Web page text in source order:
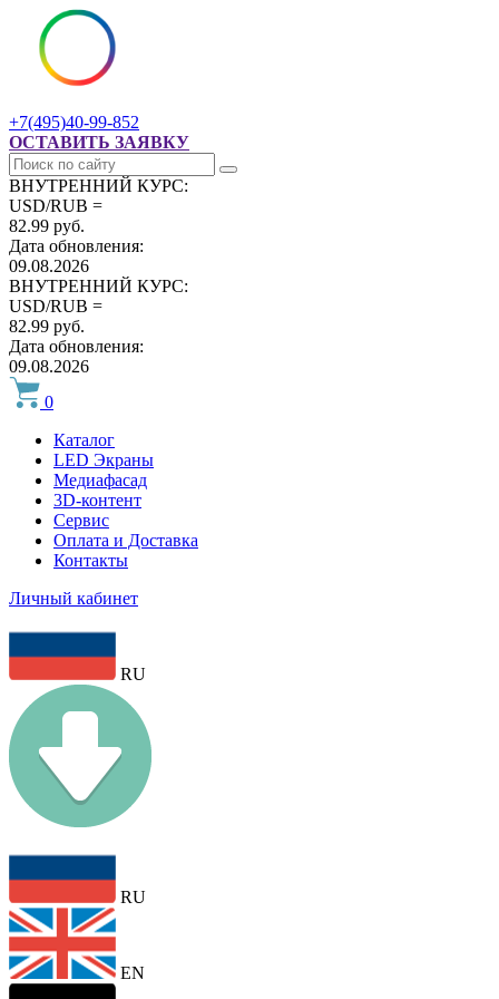
+7(495)40-99-852
ОСТАВИТЬ ЗАЯВКУ
ВНУТРЕННИЙ КУРС:
USD/RUB =
82.99 руб.
Дата обновления:
09.08.2026
ВНУТРЕННИЙ КУРС:
USD/RUB =
82.99 руб.
Дата обновления:
09.08.2026
0
Каталог
LED Экраны
Медиафасад
3D-контент
Сервис
Оплата и Доставка
Контакты
Личный кабинет
RU
RU
EN